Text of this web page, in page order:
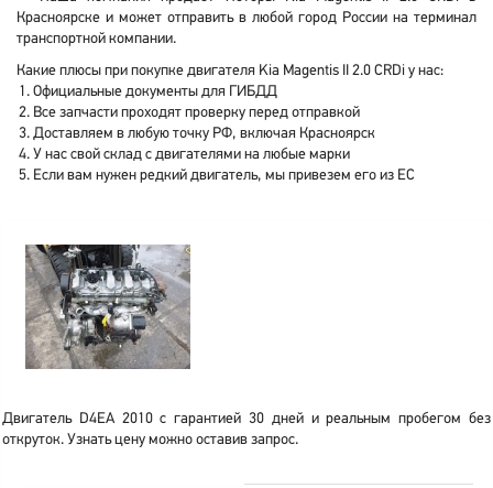
Красноярске и может отправить в любой город России на терминал
транспортной компании.
Какие плюсы при покупке двигателя Kia Magentis II 2.0 CRDi у нас:
Официальные документы для ГИБДД
Все запчасти проходят проверку перед отправкой
Доставляем в любую точку РФ, включая Красноярск
У нас свой склад с двигателями на любые марки
Если вам нужен редкий двигатель, мы привезем его из ЕС
Двигатель D4EA 2010 с гарантией 30 дней и реальным пробегом без
откруток. Узнать цену можно оставив запрос.